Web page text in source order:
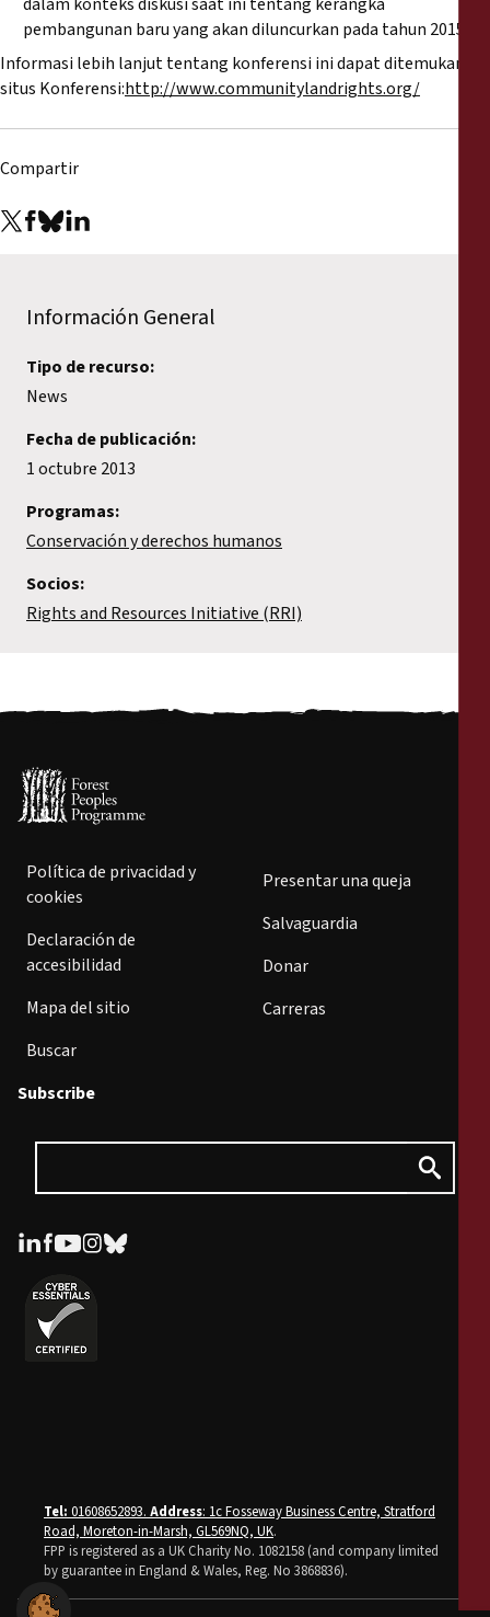
pembangunan baru yang akan diluncurkan pada tahun 2015.
Informasi lebih lanjut tentang konferensi ini dapat ditemukan di
situs Konferensi:http://www.communitylandrights.org/
Compartir
Información General
Tipo de recurso:
News
Fecha de publicación:
1 octubre 2013
Programas:
Conservación y derechos humanos
Socios:
Rights and Resources Initiative (RRI)
Política de privacidad y
cookies
Declaración de
accesibilidad
Mapa del sitio
Buscar
Presentar una queja
Salvaguardia
Donar
Carreras
Subscribe
Tel: 01608652893. Address: 1c Fosseway Business Centre, Stratford
Road, Moreton-in-Marsh, GL569NQ, UK.
FPP is registered as a UK Charity No. 1082158 (and company limited
by guarantee in England & Wales, Reg. No 3868836).